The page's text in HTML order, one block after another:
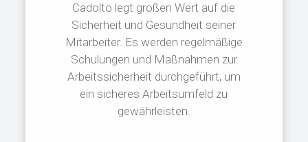
Cadolto legt großen Wert auf die
Sicherheit und Gesundheit seiner
Mitarbeiter. Es werden regelmäßige
Schulungen und Maßnahmen zur
Arbeitssicherheit durchgeführt, um
ein sicheres Arbeitsumfeld zu
gewährleisten.